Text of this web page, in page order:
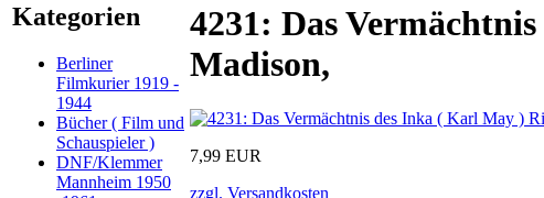
Kategorien
Berliner
Filmkurier 1919 -
1944
Bücher ( Film und
Schauspieler )
DNF/Klemmer
Mannheim 1950
4231: Das
Madison,
7,99 EUR
zzgl. Versandkosten